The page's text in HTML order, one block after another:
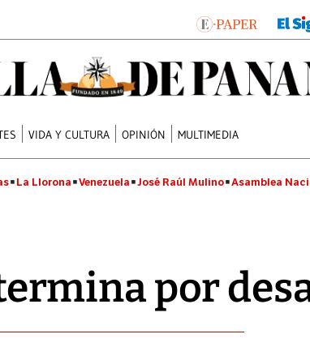
VIDA Y CULTURA OPINIÓN MULTIMEDIA
La Llorona Venezuela José Raúl Mulino Asamblea
por